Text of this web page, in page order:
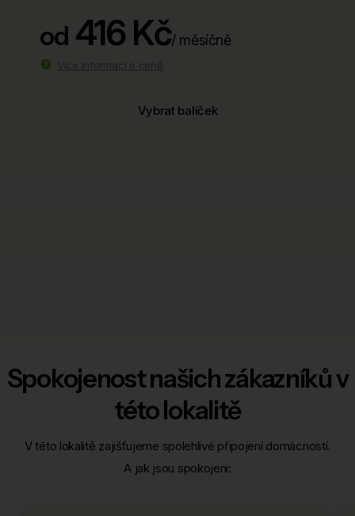
od 416 Kč/ měsíčně
Vybrat balíček
Spokojenost našich zákazníků v
této lokalitě
V této lokalitě zajišťujeme spolehlivé připojení domácností.
A jak jsou spokojeni: